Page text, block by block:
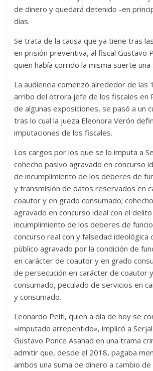
de dinero y quedará detenido -en
días.
Se trata de la causa que ya tiene tras
en prisión preventiva, al fiscal Gustavo
quien había corrido la misma suerte una
La audiencia comenzó alrededor de las
arribo del otrora jefe de los fiscales en
de algunas exposiciones, se pasó a un
tras lo cual la jueza Eleonora Verón
imputaciones de los fiscales.
Los cargos por los que se lo imputa a
cohecho pasivo agravado en concurso
de incumplimiento de los deberes de
y transmisión de datos reservados en
coautor y en grado consumado;
agravado en concurso ideal con el
incumplimiento de los deberes de
concurso real con y falsedad ideológica
público agravado por la condición de
en carácter de coautor y en grado
de persecución en carácter de coautor
consumado, peculado de servicios en
y consumado.
Leonardo Peiti, quien a día de hoy se
«imputado arrepentido», implicó a
Gustavo Ponce Asahad en una trama
admitir que, desde el 2018, pagaba
ambos una suma de dinero a cambio